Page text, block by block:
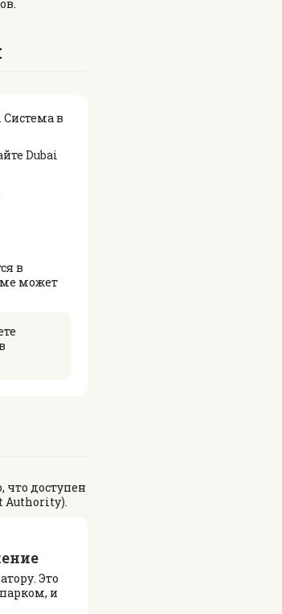
в
Dubai
в
может
что доступен
Authority).
Это
и